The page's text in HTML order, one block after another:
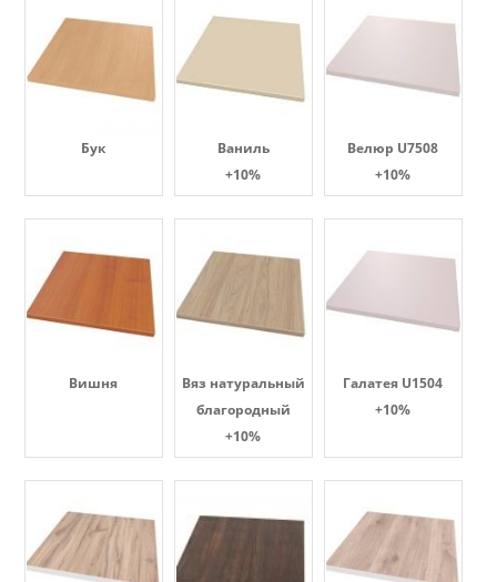
Бук
Ваниль
+10%
Велюр U7508
+10%
Вишня
Вяз натуральный
благородный
+10%
Галатея U1504
+10%